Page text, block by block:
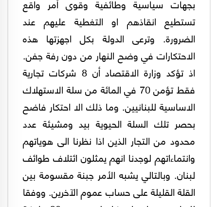
تستطيع انقاذهم او التغطية عليهم عند
الضرورة. وترعى الدولة بكل اجهزتها هذه
الاحتكارات في وضح النهار من دون رفة جفن.
اذ تؤكد وزارة الاقتصاد أن 8 شركات تجارية
فقط تؤمن 70 في المائة من سلة الاستهلاك
الاساسية للبنانيين. وما ذلك الا احتكار فاضح
بحصر تلك السلة الحيوية بيد ومشيئة عدد
محدود من التجار الذين اذا نظرنا الى هوياتهم
وانتماءاتهم لوجدنا انهم يمثلون ائتلاف طوائف
لبنان. وبالتالي يشبه الأمر جبنة مقسومة بين
القلة القليلة على حساب عموم الآخرين. ووفقا